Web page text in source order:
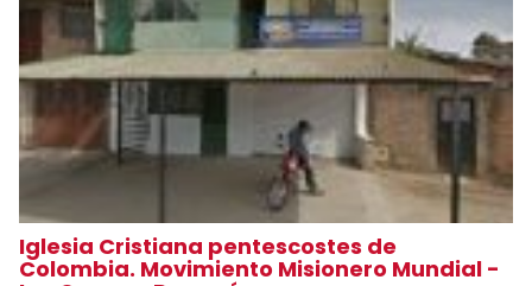
Iglesia Cristiana pentescostes de
Colombia. Movimiento Misionero Mundial -